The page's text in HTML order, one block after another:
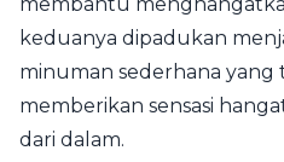
keduanya dipadukan
minuman sederhana yang
memberikan sensasi
dari dalam.